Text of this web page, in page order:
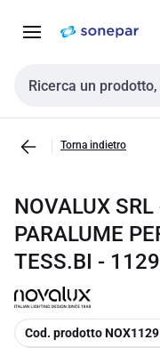
navigazione alla
Cerca input
Torna indietro
NOVALUX
PARALUME
TESS.BI -
copia
Cod. prodotto